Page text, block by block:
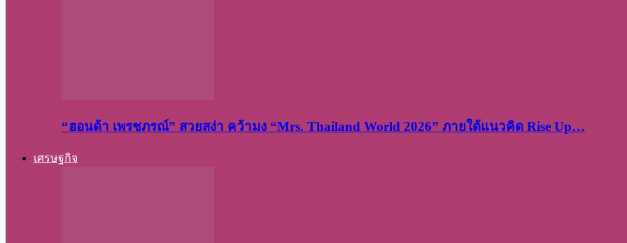
“ฮอนด้า เพรชภรณ์” สวยสง่า คว้ามง “Mrs. Thailand World 2026” ภายใต้แนวคิด Rise Up…
เศรษฐกิจ